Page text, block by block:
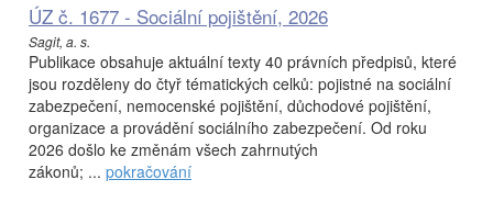
ÚZ č. 1677 - Sociální pojištění, 2026
Sagit, a. s.
Publikace obsahuje aktuální texty 40 právních předpisů, které
jsou rozděleny do čtyř tématických celků: pojistné na sociální
zabezpečení, nemocenské pojištění, důchodové pojištění,
organizace a provádění sociálního zabezpečení. Od roku
2026 došlo ke změnám všech zahrnutých
zákonů; ... pokračování